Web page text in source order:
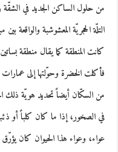
من حلول الساكن الجديد في الشقّة
التلّة الحجريّة المعشوشبة والواقعة بين
كانت المنطقة كما يقال منطقة
فأكلت الخضرة وحوّلتها إلى
من السكّان أيضاً تحديد هويّة ذلك
في الصخور، إذا ما كان كلباً أو
عواء، وعواء هذا الحيوان كان